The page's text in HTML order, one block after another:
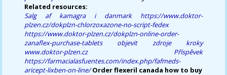
Related resources:
Salg af kamagra i danmark
https://www.doktor-
plzen.cz/dokplzn-chlorzoxazone-no-script-fedex
https://www.doktor-plzen.cz/dokplzn-online-order-
zanaflex-purchase-tablets
objevit zdroje
kroky
www.doktor-plzen.cz
Příspěvek
https://farmacialasfuentes.com/index.php/fafmeds-
aricept-lixben-on-line/ Order flexeril canada how to buy